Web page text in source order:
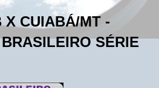
X CUIABÁ/MT -
SÉRIE